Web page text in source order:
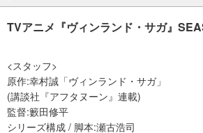
TVアニメ『ヴィンランド・サガ』
<スタッフ>
原作:幸村誠「ヴィンランド・サガ」
(講談社『アフタヌーン』連載)
監督:籔田修平
シリーズ構成 / 脚本:瀬古浩司